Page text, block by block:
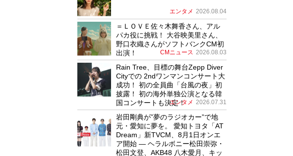
エンタメ 2026.08.04
＝ＬＯＶＥ佐々木舞香さん、アル
パカ役に挑戦！ 大谷映美里さん、
野口衣織さんがソフトバンクCM初
出演！
CMニュース 2026.08.03
Rain Tree、目標の舞台Zepp Diver
Cityでの 2ndワンマンコンサート大
成功！ 初の全員曲「台風の夜」初
披露！ 初の海外単独公演となる韓
国コンサートも決定！
エンタメ 2026.07.31
岩田剛典が”夢のラジオカー”で地
元・愛知に夢を。 愛知トヨタ「AT
Dream」新TVCM、8月1日オンエ
ア開始 ― ヘラルボニー松田崇弥・
松田文登、AKB48 八木愛月、キッ